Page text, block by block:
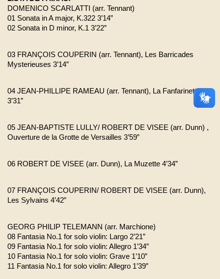
DOMENICO SCARLATTI (arr. Tennant)
01 Sonata in A major, K.322 3’14”
02 Sonata in D minor, K.1 3’22”
03 FRANÇOIS COUPERIN (arr. Tennant), Les Barricades
Mysterieuses 3’14”
04 JEAN-PHILLIPE RAMEAU (arr. Tennant), La Fanfarinette
3’31”
05 JEAN-BAPTISTE LULLY/ ROBERT DE VISEE (arr. Dunn) ,
Ouverture de la Grotte de Versailles 3’59”
06 ROBERT DE VISEE (arr. Dunn), La Muzette 4’34”
07 FRANÇOIS COUPERIN/ ROBERT DE VISEE (arr. Dunn),
Les Sylvains 4’42”
GEORG PHILIP TELEMANN (arr. Marchione)
08 Fantasia No.1 for solo violin: Largo 2’21”
09 Fantasia No.1 for solo violin: Allegro 1’34”
10 Fantasia No.1 for solo violin: Grave 1’10”
11 Fantasia No.1 for solo violin: Allegro 1’39”